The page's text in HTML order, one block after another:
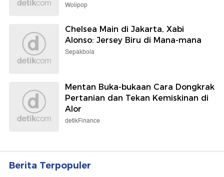
Wolipop
Chelsea Main di Jakarta, Xabi
Alonso: Jersey Biru di Mana-mana
Sepakbola
Mentan Buka-bukaan Cara Dongkrak
Pertanian dan Tekan Kemiskinan di
Alor
detikFinance
Berita Terpopuler